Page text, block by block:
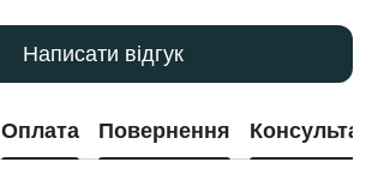
Написати відгук
Оплата Повернення